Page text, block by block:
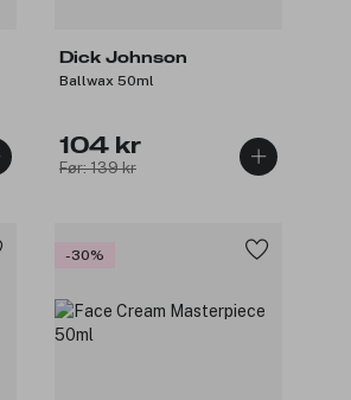
Dick Johnson
Ballwax 50ml
104 kr
Før: 139 kr
-30%